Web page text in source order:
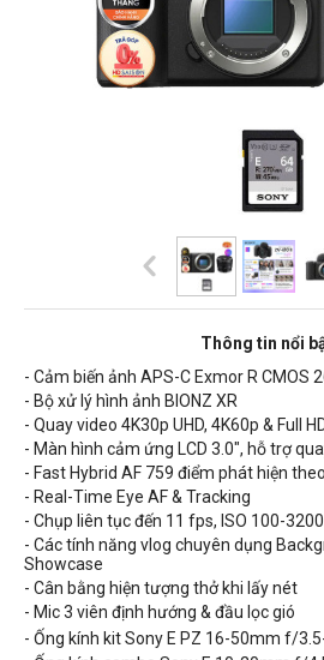
Thông tin nổi
- Cảm biến ảnh APS-C Exmor R CMOS
- Bộ xử lý hình ảnh BIONZ XR
- Quay video 4K30p UHD, 4K60p & Full
- Màn hình cảm ứng LCD 3.0", hỗ trợ
- Fast Hybrid AF 759 điểm phát hiện
- Real-Time Eye AF & Tracking
- Chụp liên tục đến 11 fps, ISO 100-
- Các tính năng vlog chuyên dụng
Showcase
- Cân bằng hiện tượng thở khi lấy nét
- Mic 3 viên định hướng & đầu lọc gió
- Ống kính kit Sony E PZ 16-50mm f/3.5-